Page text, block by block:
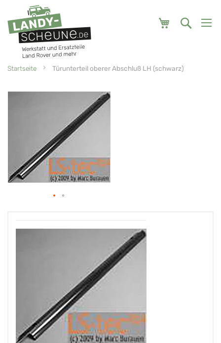
Mein
Startseite Türunterteil oberer Abschluß LH (schwarz)
Zum
Zum